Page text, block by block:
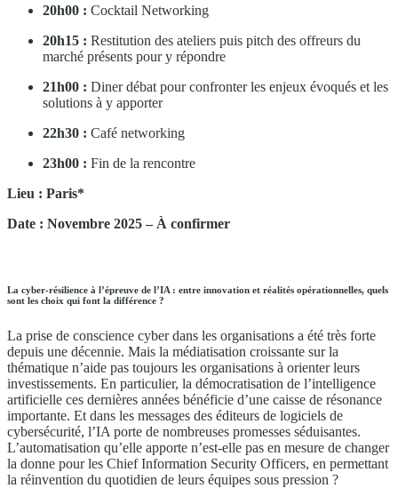
20h00 : Cocktail Networking
20h15 : Restitution des ateliers puis pitch des offreurs du
marché présents pour y répondre
21h00 : Diner débat pour confronter les enjeux évoqués et les
solutions à y apporter
22h30 : Café networking
23h00 : Fin de la rencontre
Lieu : Paris*
Date : Novembre 2025 – À confirmer
La cyber-résilience à l’épreuve de l’IA : entre innovation et réalités opérationnelles, quels
sont les choix qui font la différence ?
La prise de conscience cyber dans les organisations a été très forte
depuis une décennie. Mais la médiatisation croissante sur la
thématique n’aide pas toujours les organisations à orienter leurs
investissements. En particulier, la démocratisation de l’intelligence
artificielle ces dernières années bénéficie d’une caisse de résonance
importante. Et dans les messages des éditeurs de logiciels de
cybersécurité, l’IA porte de nombreuses promesses séduisantes.
L’automatisation qu’elle apporte n’est-elle pas en mesure de changer
la donne pour les Chief Information Security Officers, en permettant
la réinvention du quotidien de leurs équipes sous pression ?